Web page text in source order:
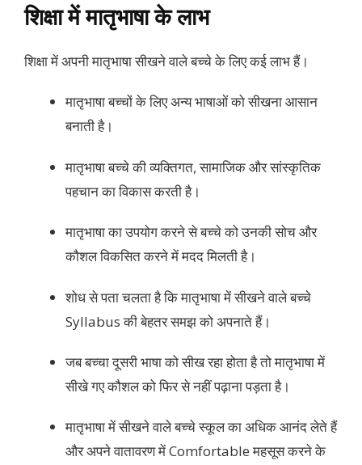
शिक्षा में मातृभाषा के लाभ
शिक्षा में अपनी मातृभाषा सीखने वाले बच्चे के लिए कई लाभ हैं।
मातृभाषा बच्चों के लिए अन्य भाषाओं को सीखना आसान
बनाती है।
मातृभाषा बच्चे की व्यक्तिगत, सामाजिक और सांस्कृतिक
पहचान का विकास करती है।
मातृभाषा का उपयोग करने से बच्चे को उनकी सोच और
कौशल विकसित करने में मदद मिलती है।
शोध से पता चलता है कि मातृभाषा में सीखने वाले बच्चे
Syllabus की बेहतर समझ को अपनाते हैं।
जब बच्चा दूसरी भाषा को सीख रहा होता है तो मातृभाषा में
सीखे गए कौशल को फिर से नहीं पढ़ाना पड़ता है।
मातृभाषा में सीखने वाले बच्चे स्कूल का अधिक आनंद लेते हैं
और अपने वातावरण में Comfortable महसूस करने के